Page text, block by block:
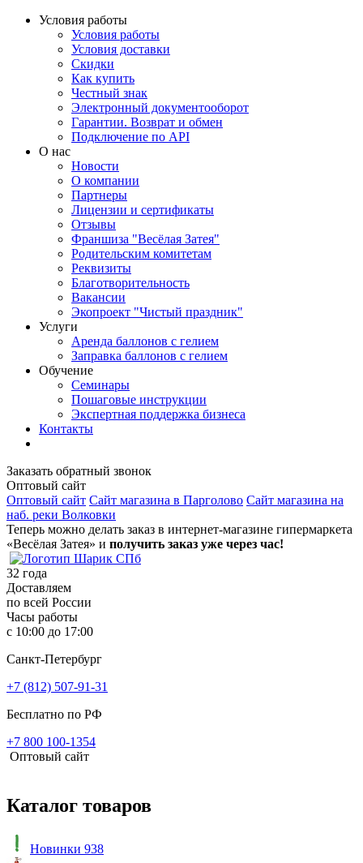
Условия работы
Условия работы
Условия доставки
Скидки
Как купить
Честный знак
Электронный документооборот
Гарантии. Возврат и обмен
Подключение по API
О нас
Новости
О компании
Партнеры
Лицензии и сертификаты
Отзывы
Франшиза "Весёлая Затея"
Родительским комитетам
Реквизиты
Благотворительность
Вакансии
Экопроект "Чистый праздник"
Услуги
Аренда баллонов с гелием
Заправка баллонов с гелием
Обучение
Семинары
Пошаговые инструкции
Экспертная поддержка бизнеса
Контакты
Заказать обратный звонок
Оптовый сайт
Оптовый сайт Сайт магазина в Парголово Сайт магазина на
наб. реки Волковки
Теперь можно делать заказ в интернет-магазине гипермаркета
«Весёлая Затея» и получить заказ уже через час!
32 года
Доставляем
по всей России
Часы работы
с 10:00 до 17:00
Санкт-Петербург
+7 (812) 507-91-31
Бесплатно по РФ
+7 800 100-1354
Оптовый сайт
Каталог товаров
Новинки 938